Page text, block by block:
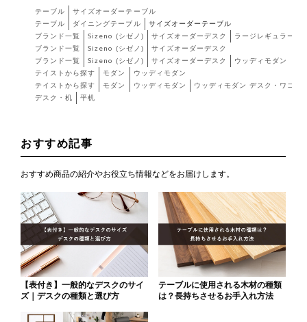
テーブル
サイズオーダーテーブル
テーブル
ダイニングテーブル
サイズオーダーテーブル
ブランド一覧
Sizeno (シゼノ) サイズオーダーデスク
ラージレギュラー
ブランド一覧
Sizeno (シゼノ)
サイズオーダーデスク
ブランド一覧
Sizeno (シゼノ) サイズオーダーデスク
ウッディモダン
テイストから探す
モダン
ウッディモダン
テイストから探す
モダン ウッディモダン
ウッディモダン デスク・ワゴン
デスク・机
平机